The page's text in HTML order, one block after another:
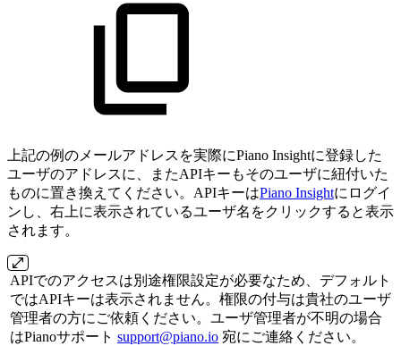
上記の例のメールアドレスを実際にPiano Insightに登録した
ユーザのアドレスに、またAPIキーもそのユーザに紐付いた
ものに置き換えてください。APIキーはPiano Insightにログイ
ンし、右上に表示されているユーザ名をクリックすると表示
されます。
APIでのアクセスは別途権限設定が必要なため、デフォルト
ではAPIキーは表示されません。権限の付与は貴社のユーザ
管理者の方にご依頼ください。ユーザ管理者が不明の場合
はPianoサポート support@piano.io 宛にご連絡ください。